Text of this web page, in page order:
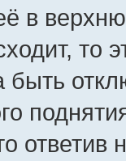
в
то
быть
ответив